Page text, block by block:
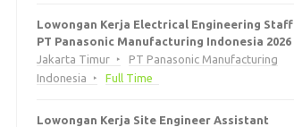
Lowongan Kerja Electrical Engineering Staff
PT Panasonic Manufacturing Indonesia 2026
Jakarta Timur
PT Panasonic Manufacturing
Indonesia
Full Time
Lowongan Kerja Site Engineer Assistant